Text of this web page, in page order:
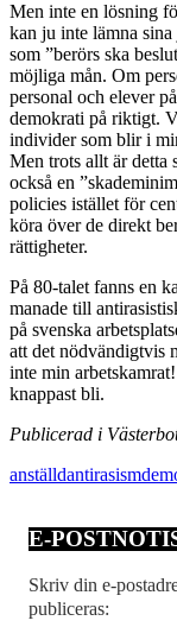
Men inte en lösning
kan ju inte lämna
som ”berörs ska
möjliga mån. Om
personal och elever
demokrati på riktigt.
individer som blir i
Men trots allt är detta
också en
policies istället för
köra över de direkt
rättigheter.
På 80-talet fanns en
manade till
på svenska
att det nödvändigtvis
inte min
knappast bli.
Publicerad i
anställdantirasism
E-
Skriv din e-
publiceras: